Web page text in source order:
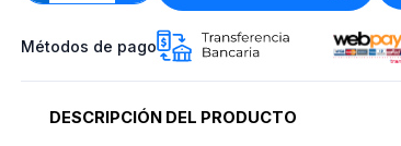
Métodos de pago
DESCRIPCIÓN DEL PRODUCTO